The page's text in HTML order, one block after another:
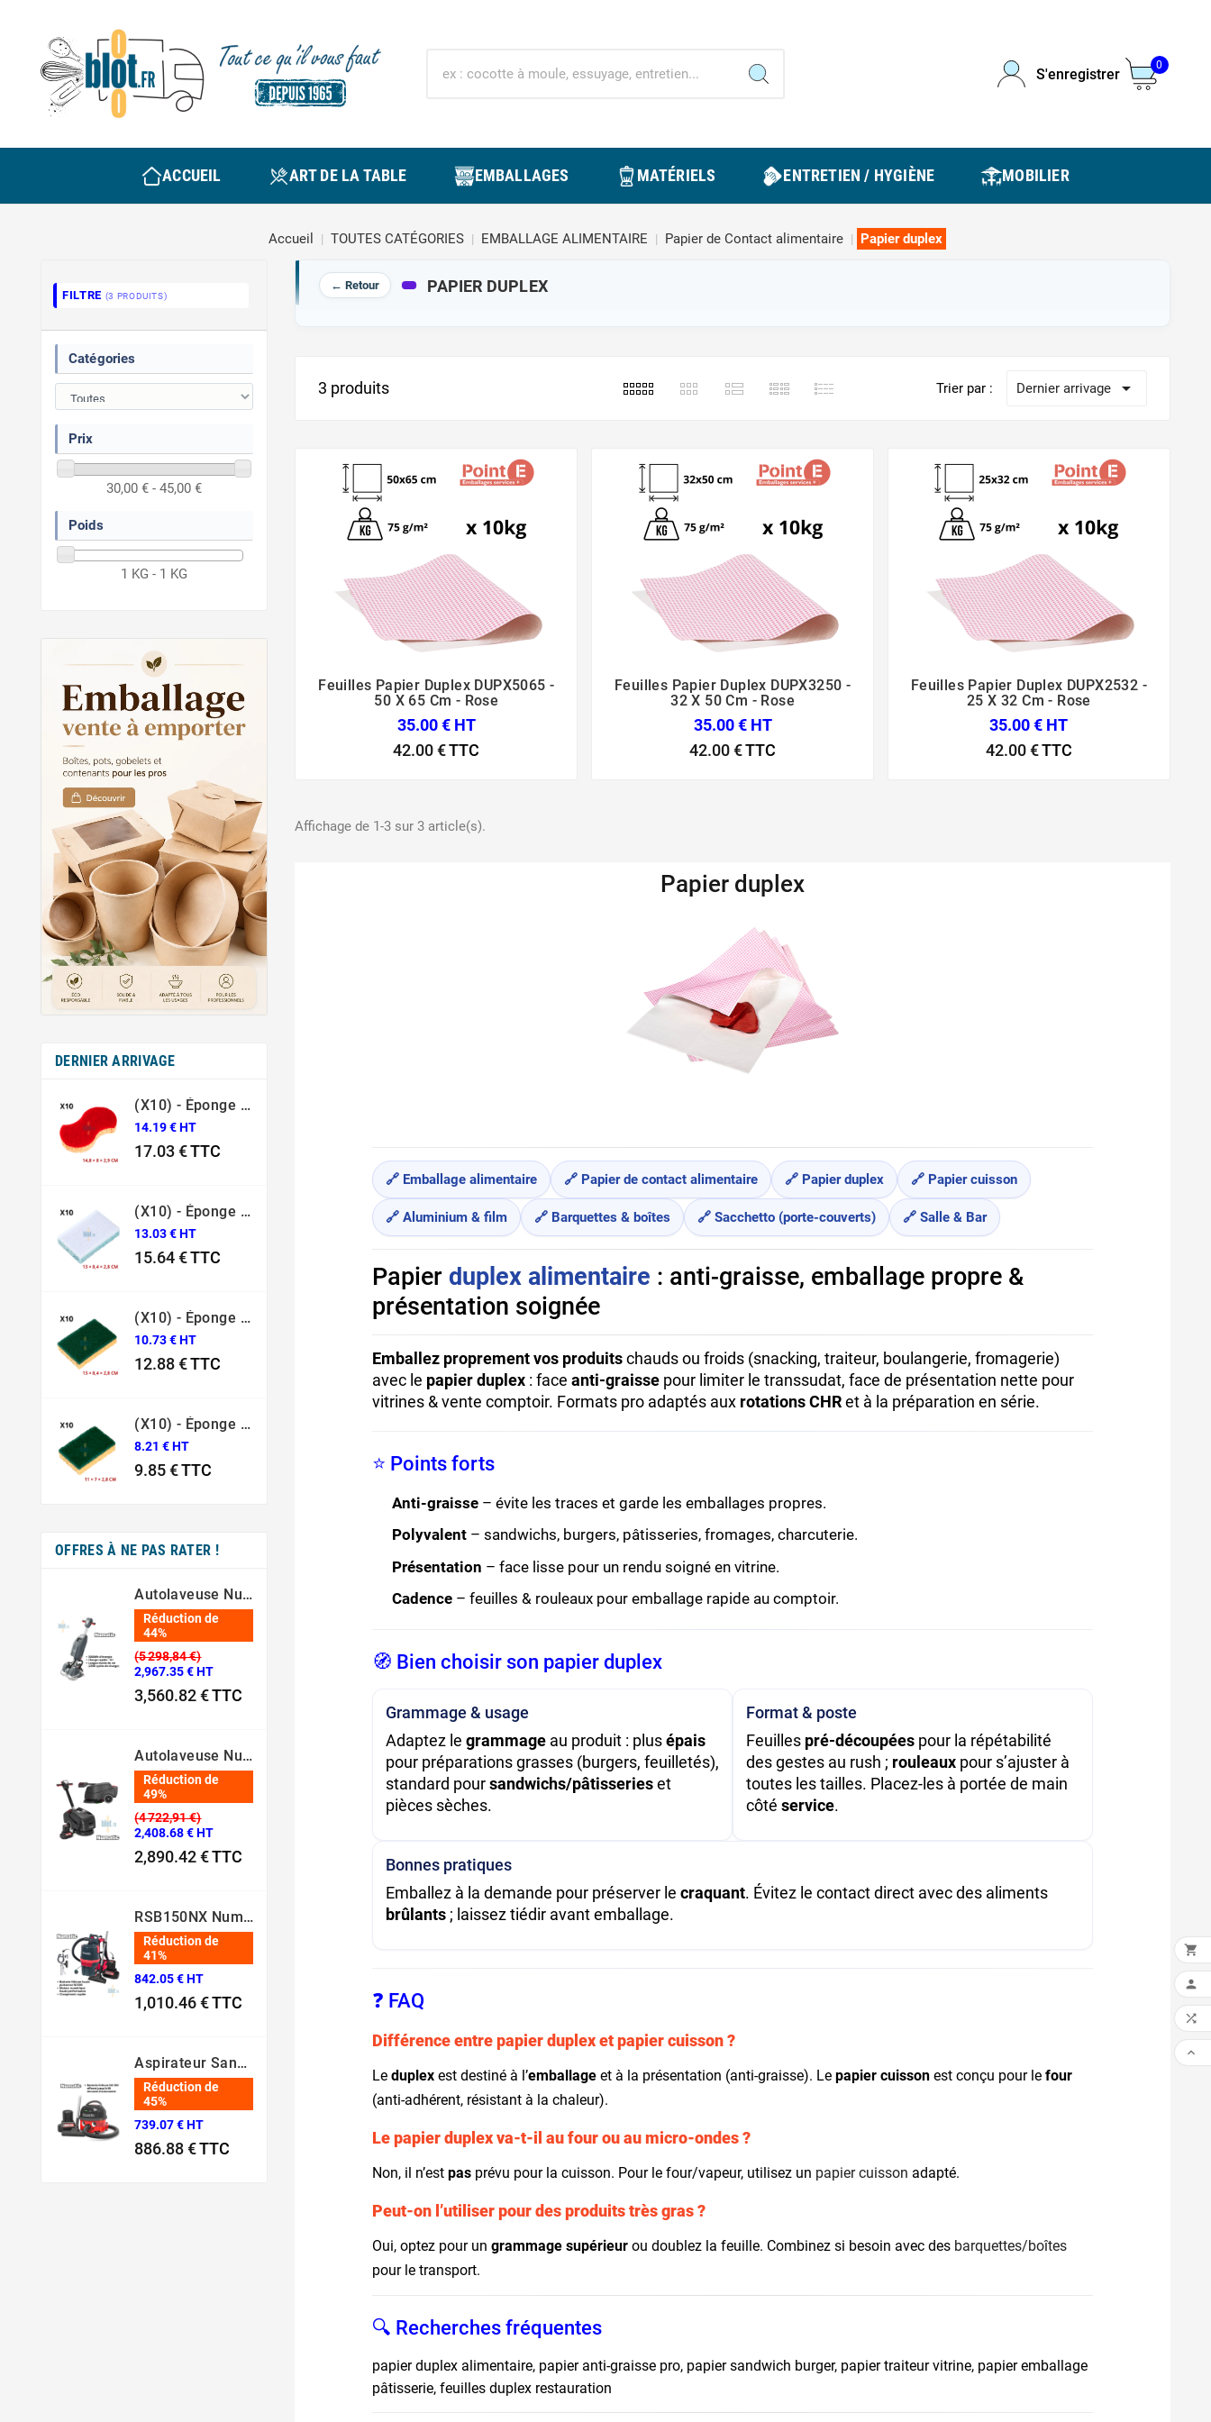
S'enregistrer
0
ACCUEIL ART DE LA TABLE EMBALLAGES MATÉRIELS ENTRETIEN / HYGIÈNE MOBILIER
Accueil TOUTES CATÉGORIES EMBALLAGE ALIMENTAIRE Papier de Contact alimentaire Papier duplex
FILTRE (3 PRODUITS)
Catégories
Prix
30,00 € - 45,00 €
Poids
1 KG - 1 KG
DERNIER ARRIVAGE
(X10) - Éponge Grattante Ergonomique Rouge Sponrex 92
14.19 € HT
17.03 €TTC
(X10) - Éponge Grattante Surface Fragile Bleue Sponrex 79
13.03 € HT
15.64 €TTC
(X10) - Éponge Grattante Professionnelle Sponrex 74
10.73 € HT
12.88 €TTC
(X10) - Éponge Grattante Professionnelle Sponrex 52
8.21 € HT
9.85 €TTC
OFFRES À NE PAS RATER !
Autolaveuse Numatic 244NX – [80 Min – 44 Cm – 36V]
Réduction de
44%
(5 298,84 €)
2,967.35 € HT
3,560.82 €TTC
Autolaveuse Numatic - TTB1840NX‑R – (Batterie 36 V, 18 L)
Réduction de
49%
(4 722,91 €)
2,408.68 € HT
2,890.42 €TTC
RSB150NX Numatic – Aspirateur Dorsal Pro [80 Min – 5L – 36V]
Réduction de
41%
842.05 € HT
1,010.46 €TTC
Aspirateur Sans Fil NBV 190 NX – Batterie 36V Professionnel
Réduction de
45%
739.07 € HT
886.88 €TTC
← Retour PAPIER DUPLEX
3 produits Trier par : Dernier arrivage 
  
Feuilles Papier Duplex DUPX5065 -
50 X 65 Cm - Rose
35.00 € HT
42.00 €TTC
  
Feuilles Papier Duplex DUPX3250 -
32 X 50 Cm - Rose
35.00 € HT
42.00 €TTC
  
Feuilles Papier Duplex DUPX2532 -
25 X 32 Cm - Rose
35.00 € HT
42.00 €TTC
Affichage de 1-3 sur 3 article(s).
Papier duplex
🔗 Emballage alimentaire 🔗 Papier de contact alimentaire 🔗 Papier duplex 🔗 Papier cuisson
🔗 Aluminium & film 🔗 Barquettes & boîtes 🔗 Sacchetto (porte-couverts) 🔗 Salle & Bar
Papierduplex alimentaire : anti-graisse, emballage propre &
présentation soignée
Emballez proprement vos produitschauds ou froids (snacking, traiteur, boulangerie, fromagerie)
avec le papier duplex : faceanti-graisse pour limiter le transsudat, face de présentation nette pour
vitrines & vente comptoir. Formats pro adaptés aux rotations CHRet à la préparation en série.
⭐ Points forts
Anti-graisse – évite les traces et garde les emballages propres.
Polyvalent – sandwichs, burgers, pâtisseries, fromages, charcuterie.
Présentation – face lisse pour un rendu soigné en vitrine.
Cadence – feuilles & rouleaux pour emballage rapide au comptoir.
🧭 Bien choisir son papier duplex
Grammage & usage
Adaptez legrammage au produit : plusépais
pour préparations grasses (burgers, feuilletés),
standard poursandwichs/pâtisserieset
pièces sèches.
Format & poste
Feuilles pré-découpées pour la répétabilité
des gestes au rush ; rouleaux pour s’ajuster à
toutes les tailles. Placez-les à portée de main
côtéservice.
Bonnes pratiques
Emballez à la demande pour préserver lecraquant. Évitez le contact direct avec des aliments
brûlants ; laissez tiédir avant emballage.
❓ FAQ
Différence entre papier duplex et papier cuisson ?
Leduplex est destiné à l’emballage et à la présentation (anti-graisse). Lepapier cuisson est conçu pour lefour
(anti-adhérent, résistant à la chaleur).
Le papier duplex va-t-il au four ou au micro-ondes ?
Non, il n’estpas prévu pour la cuisson. Pour le four/vapeur, utilisez un papier cuisson adapté.
Peut-on l’utiliser pour des produits très gras ?
Oui, optez pour ungrammage supérieur ou doublez la feuille. Combinez si besoin avec des barquettes/boîtes
pour le transport.
🔍 Recherches fréquentes
papier duplex alimentaire, papier anti-graisse pro, papier sandwich burger, papier traiteur vitrine, papier emballage
pâtisserie, feuilles duplex restauration



